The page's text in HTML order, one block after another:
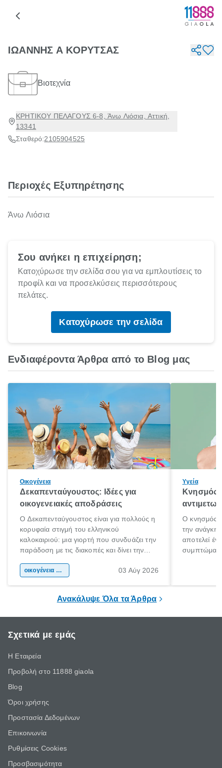
ΙΩΑΝΝΗΣ Α ΚΟΡΥΤΣΑΣ
Βιοτεχνία
ΚΡΗΤΙΚΟΥ ΠΕΛΑΓΟΥΣ 6-8, Άνω Λιόσια, Αττική,
13341
Σταθερό:2105904525
Περιοχές Εξυπηρέτησης
Άνω Λιόσια
Σου ανήκει η επιχείρηση;
Κατοχύρωσε την σελίδα σου για να εμπλουτίσεις το
προφίλ και να προσελκύσεις περισσότερους
πελάτες.
Κατοχύρωσε την σελίδα
Ενδιαφέροντα Άρθρα από το Blog μας
Οικογένεια
Δεκαπενταύγουστος: Ιδέες για
οικογενειακές αποδράσεις
Ο Δεκαπενταύγουστος είναι για πολλούς η
κορυφαία στιγμή του ελληνικού
καλοκαιριού: μια γιορτή που συνδυάζει την
παράδοση με τις διακοπές και δίνει την
χώρας. Είτε πρόκειται για λίγες μέρες
οικογένεια & παιδί 03 Αύγ 2026
Υγεία
Κνησμός:
Ο κνησμός
την ανάγκη
αποτελεί
Ανακάλυψε Όλα τα Άρθρα
Σχετικά με εμάς
Η Εταιρεία
Προβολή στο 11888 giaola
Blog
Όροι χρήσης
Προστασία Δεδομένων
Επικοινωνία
Ρυθμίσεις Cookies
Προσβασιμότητα